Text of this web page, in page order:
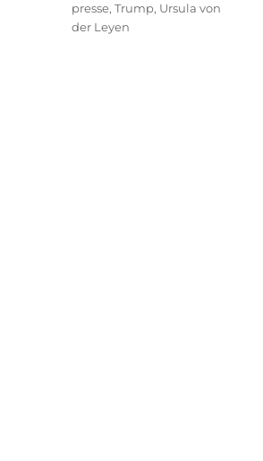
presse,Trump, Ursula von
der Leyen